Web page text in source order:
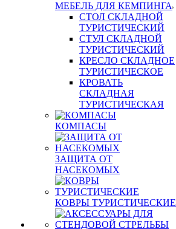
МЕБЕЛЬ ДЛЯ КЕМПИНГА
СТОЛ СКЛАДНОЙ
ТУРИСТИЧЕСКИЙ
СТУЛ СКЛАДНОЙ
ТУРИСТИЧЕСКИЙ
КРЕСЛО СКЛАДНОЕ
ТУРИСТИЧЕСКОЕ
КРОВАТЬ
СКЛАДНАЯ
ТУРИСТИЧЕСКАЯ
КОМПАСЫ
ЗАЩИТА ОТ
НАСЕКОМЫХ
КОВРЫ ТУРИСТИЧЕСКИЕ